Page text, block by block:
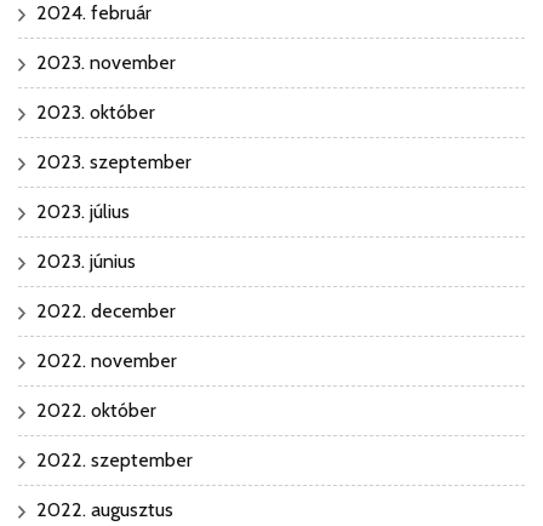
2024. február
2023. november
2023. október
2023. szeptember
2023. július
2023. június
2022. december
2022. november
2022. október
2022. szeptember
2022. augusztus